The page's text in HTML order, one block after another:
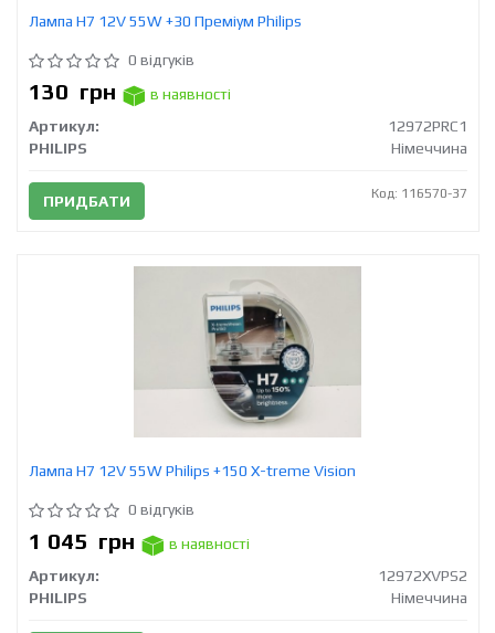
Лампа H7 12V 55W +30 Преміум Philips
0 відгуків
130 грн
в наявності
Артикул:
12972PRC1
PHILIPS
Німеччина
ПРИДБАТИ Код: 116570-37
Лампа Н7 12V 55W Philips +150 X-treme Vision
0 відгуків
1 045 грн
в наявності
Артикул:
12972XVPS2
PHILIPS
Німеччина